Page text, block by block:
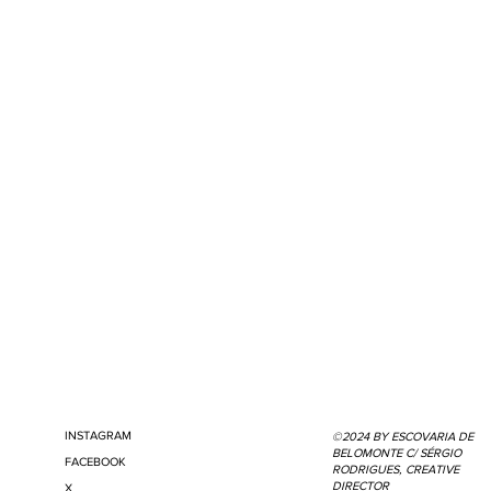
INSTAGRAM
FACEBOOK
X
©2024 BY ESCOVARIA DE
BELOMONTE C/ SÉRGIO
RODRIGUES, CREATIVE
DIRECTOR